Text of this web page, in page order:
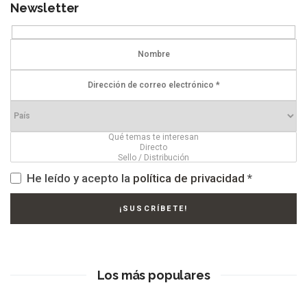
Newsletter
He leído y acepto la política de privacidad *
Los más populares